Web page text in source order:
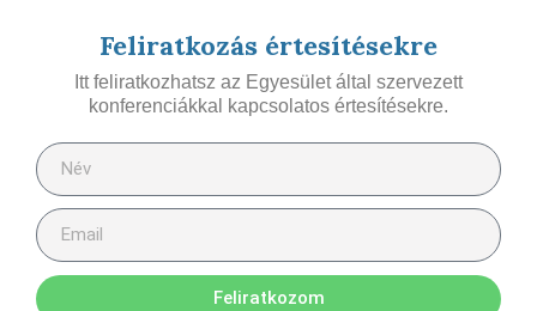
Feliratkozás értesítésekre
Itt feliratkozhatsz az Egyesület által szervezett
konferenciákkal kapcsolatos értesítésekre.
Feliratkozom